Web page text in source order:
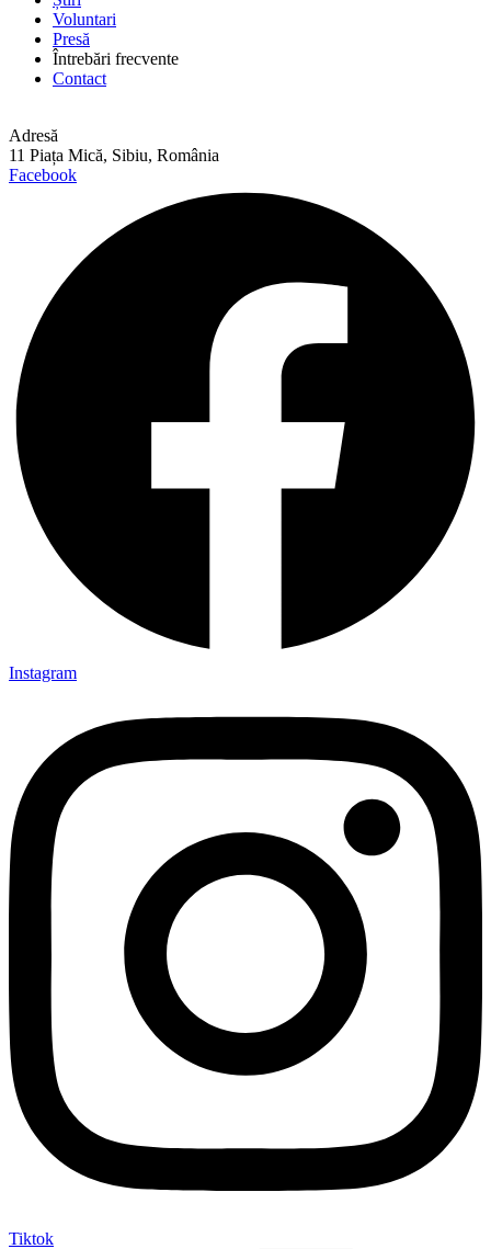
Voluntari
Presă
Întrebări frecvente
Contact
Adresă
11 Piața Mică, Sibiu, România
Facebook
Instagram
Tiktok